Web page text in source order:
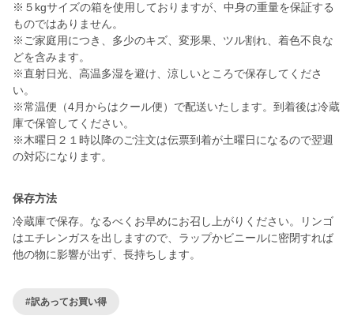
※５kgサイズの箱を使用しておりますが、中身の重量を保証する
ものではありません。
※ご家庭用につき、多少のキズ、変形果、ツル割れ、着色不良な
どを含みます。
※直射日光、高温多湿を避け、涼しいところで保存してくださ
い。
※常温便（4月からはクール便）で配送いたします。到着後は冷蔵
庫で保管してください。
※木曜日２１時以降のご注文は伝票到着が土曜日になるので翌週
の対応になります。
保存方法
冷蔵庫で保存。なるべくお早めにお召し上がりください。リンゴ
はエチレンガスを出しますので、ラップかビニールに密閉すれば
他の物に影響が出ず、長持ちします。
#訳あってお買い得